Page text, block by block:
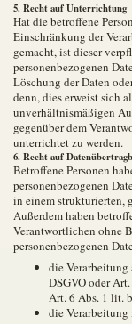
5. Recht auf Unterrichtung
Hat die betroffene
Einschränkung der
gemacht, ist dieser
personenbezogenen
Löschung der Daten
denn, dies erweist sich
unverhältnismäßigen
gegenüber dem
unterrichtet zu werden.
6. Recht auf
Betroffene Personen
personenbezogenen
in einem strukturierten,
Außerdem haben
Verantwortlichen ohne
personenbezogenen
die
DSGVO oder
Art. 6 Abs. 1 lit.
die